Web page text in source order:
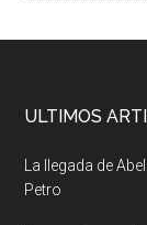
ULTIMOS
La llegada de
Petro